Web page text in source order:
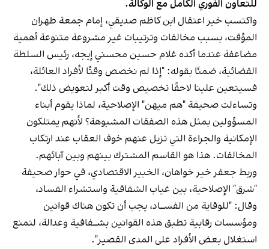
للتعاون الفوري الكامل مع الوكالة.
واكتسب خبر اعتقال ابن كاظم صديقي، إمام جمعة طهران
المؤقت، بسبب مخالفات وترتيبات غير مشروعة متنوعة أهمية
مضاعفة عندما أكده غلام حسين محسني إيجه، رئيس السلطة
القضائية، ضمنًا بقوله: "إذا لم نخصص وقتًا لأفراد العائلة،
فسيتعين علينا لاحقًا تخصيص وقت أكبر لتعويض ذلك".
وتساءلت صحيفة "هم ميهن" الإصلاحية، لماذا يقوم أبناء
المسؤولين بمثل هذه الصفقات المشبوهة؟ لأنهم يمتلكون
الإمكانية والجراءة التي تزيل عنهم خوف العقاب عند ارتكاب
المخالفات. هذا هو القاسم المشترك بينهم وبين آبائهم.
وربط جعفر خير خواهان، الخبير الاقتصادي، في حوار صحيفة
"شرق" الإصلاحية، بين غياب الشفافية واستشراء الفساد،
وقال: "للوقاية من الفســاد، يجب أن تكون هناك قوانين
ومؤسسات رقابية تطبق هذه القوانين بشــفافية وعدالة، لتمنع
استغلال بعض الأفراد على المدى القصير".